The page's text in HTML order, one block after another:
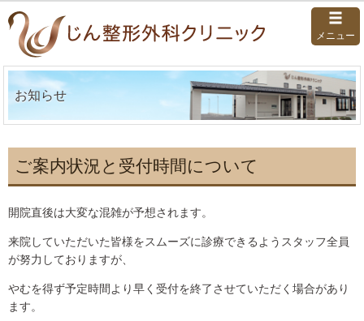
メニュー
お知らせ
ご案内状況と受付時間について
開院直後は大変な混雑が予想されます。
来院していただいた皆様をスムーズに診療できるようスタッフ全員
が努力しておりますが、
やむを得ず予定時間より早く受付を終了させていただく場合があり
ます。